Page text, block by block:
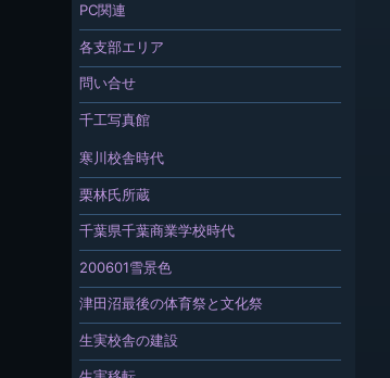
PC関連
各支部エリア
問い合せ
千工写真館
寒川校舎時代
栗林氏所蔵
千葉県千葉商業学校時代
200601雪景色
津田沼最後の体育祭と文化祭
生実校舎の建設